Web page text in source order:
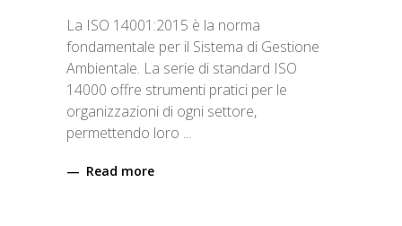
La ISO 14001:2015 è la norma
fondamentale per il Sistema di Gestione
Ambientale. La serie di standard ISO
14000 offre strumenti pratici per le
organizzazioni di ogni settore,
permettendo loro
Read more